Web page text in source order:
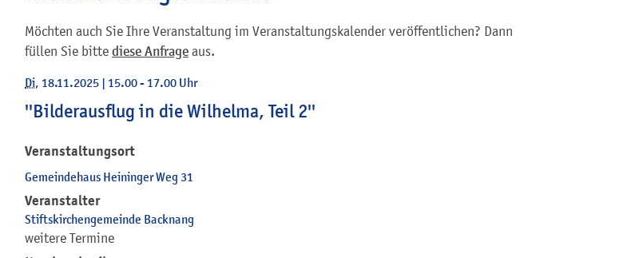
Möchten auch Sie Ihre Veranstaltung im Veranstaltungskalender veröffentlichen? Dann
füllen Sie bitte diese Anfrage aus.
Di, 18.11.2025 | 15.00 - 17.00 Uhr
''Bilderausflug in die Wilhelma, Teil 2''
Veranstaltungsort
Gemeindehaus Heininger Weg 31
Veranstalter
Stiftskirchengemeinde Backnang
weitere Termine